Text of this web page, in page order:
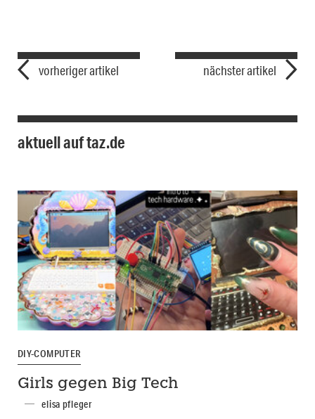
vorheriger artikel nächster artikel
aktuell auf taz.de
DIY-COMPUTER
Girls gegen Big Tech
elisa pfleger